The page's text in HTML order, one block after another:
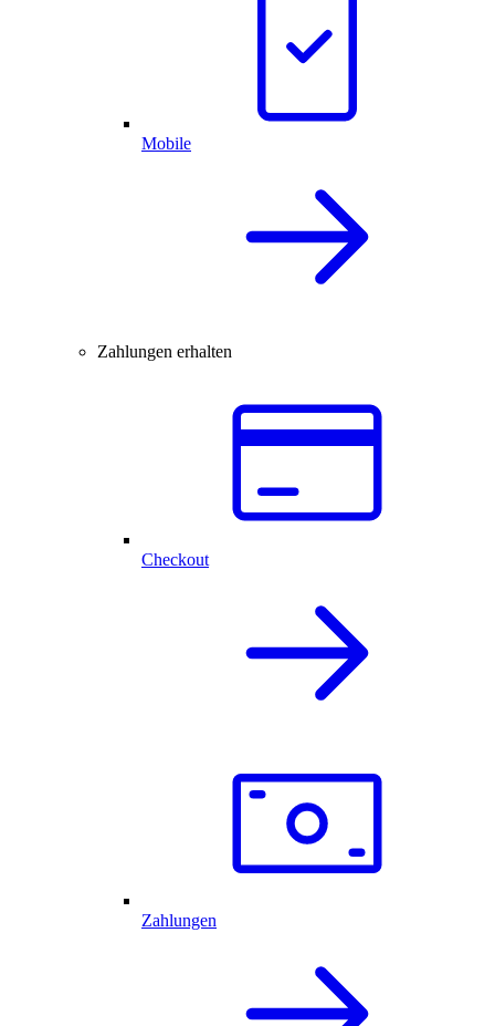
Mobile
Zahlungen erhalten
Checkout
Zahlungen